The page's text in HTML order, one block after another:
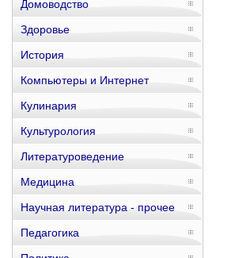
Домоводство
Здоровье
История
Компьютеры и Интернет
Кулинария
Культурология
Литературоведение
Медицина
Научная литература - прочее
Педагогика